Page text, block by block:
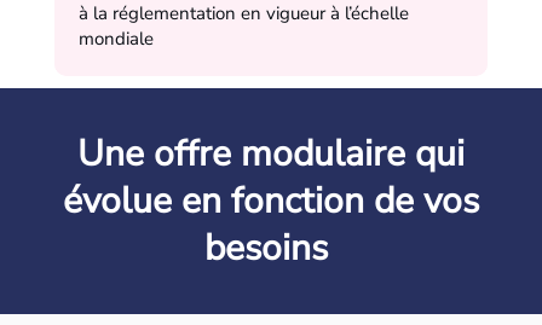
à la réglementation en vigueur à l’échelle
mondiale
Une offre modulaire qui
évolue en fonction de vos
besoins